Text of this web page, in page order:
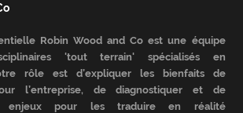
Robin Wood and Co est une équipe
'tout terrain' spécialisés en
rôle est d’expliquer les bienfaits de
l’entreprise, de diagnostiquer et de
enjeux pour les traduire en réalité